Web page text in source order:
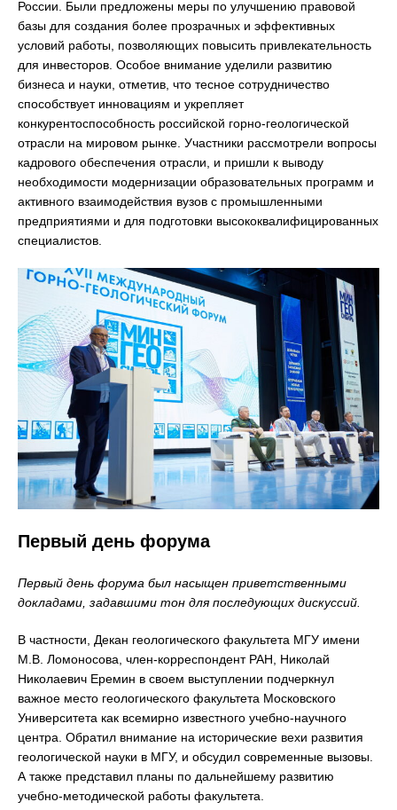
России. Были предложены меры по улучшению правовой
базы для создания более прозрачных и эффективных
условий работы, позволяющих повысить привлекательность
для инвесторов. Особое внимание уделили развитию
бизнеса и науки, отметив, что тесное сотрудничество
способствует инновациям и укрепляет
конкурентоспособность российской горно-геологической
отрасли на мировом рынке. Участники рассмотрели вопросы
кадрового обеспечения отрасли, и пришли к выводу
необходимости модернизации образовательных программ и
активного взаимодействия вузов с промышленными
предприятиями и для подготовки высококвалифицированных
специалистов.
Первый день форума
Первый день форума был насыщен приветственными
докладами, задавшими тон для последующих дискуссий.
В частности, Декан геологического факультета МГУ имени
М.В. Ломоносова, член-корреспондент РАН, Николай
Николаевич Еремин в своем выступлении подчеркнул
важное место геологического факультета Московского
Университета как всемирно известного учебно-научного
центра. Обратил внимание на исторические вехи развития
геологической науки в МГУ, и обсудил современные вызовы.
А также представил планы по дальнейшему развитию
учебно-методической работы факультета.